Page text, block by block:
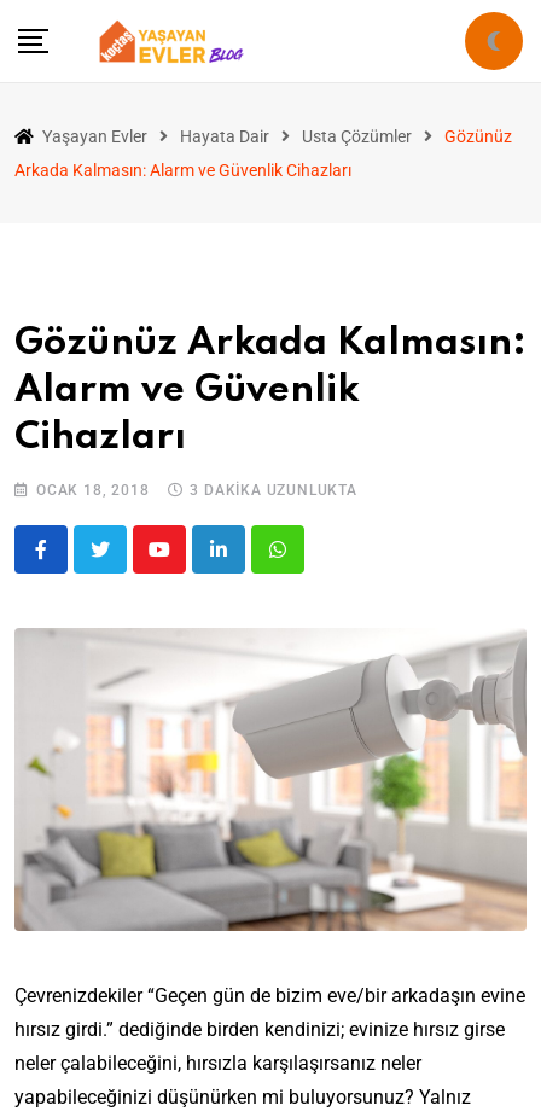
Yaşayan Evler Hayata Dair Usta Çözümler
Gözünüz
Arkada Kalmasın: Alarm ve Güvenlik Cihazları
Gözünüz Arkada Kalmasın:
Alarm ve Güvenlik
Cihazları
OCAK 18, 2018 3 DAKIKA UZUNLUKTA
Çevrenizdekiler “Geçen gün de bizim eve/bir arkadaşın evine
hırsız girdi.” dediğinde birden kendinizi; evinize hırsız girse
neler çalabileceğini, hırsızla karşılaşırsanız neler
yapabileceğinizi düşünürken mi buluyorsunuz? Yalnız